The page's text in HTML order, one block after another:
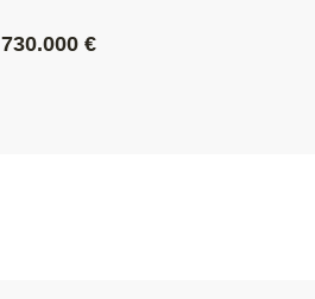
730.000 €